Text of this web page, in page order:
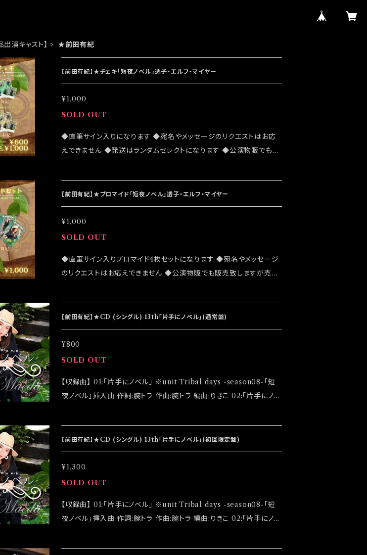
出演キャスト】 ★前田有紀
【前田有紀】★チェキ「短夜ノベル」透子・エルフ・マイヤー
¥1,000
SOLD OUT
◆直筆サイン入りになります ◆宛名やメッセージのリクエストはお応
えできません ◆発送はランダムセレクトになります ◆公演物販でも販
客様はこちらのオンラインショップでのご注文をお願い致します ◆発送
は2023/08/19 イベント「大感謝祭」後になります
【前田有紀】★プロマイド「短夜ノベル」透子・エルフ・マイヤー
¥1,000
SOLD OUT
◆直筆サイン入りプロマイド4枚セットになります ◆宛名やメッセージ
のリクエストはお応えできません ◆公演物販でも販売致しますが売切
ンラインショップでのご注文をお願い致します ◆発送は2023/08/19
イベント「大感謝祭」後になります
【前田有紀】★CD (シングル) 13th「片手にノベル」(通常盤)
¥800
SOLD OUT
【収録曲】 01:「片手にノベル」 ※unit Tribal days -season08-「短
夜ノベル」挿入曲 作詞:腕トラ 作曲:腕トラ 編曲:りきこ 02:「片手にノベ
【通常版】￥800 ◆CDRでの発売になります ◆発送は2023/08/19イ
ベント「大感謝祭」後になります
【前田有紀】★CD (シングル) 13th「片手にノベル」(初回限定盤)
¥1,300
SOLD OUT
【収録曲】 01:「片手にノベル」 ※unit Tribal days -season08-「短
夜ノベル」挿入曲 作詞:腕トラ 作曲:腕トラ 編曲:りきこ 02:「片手にノベ
【初回盤】￥1,300(特典生写真5枚セット封入) 【通常版】￥800 ※初回